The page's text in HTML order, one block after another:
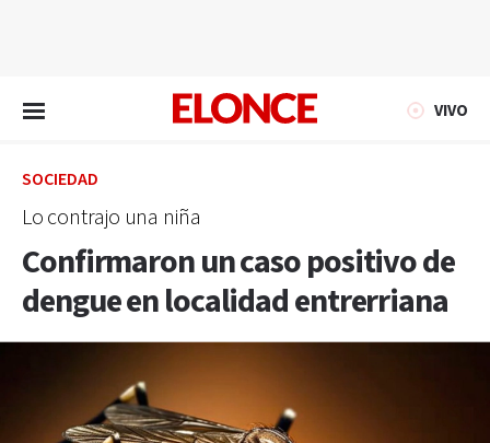
VIVO
SOCIEDAD
Lo contrajo una niña
Confirmaron un caso positivo de
dengue en localidad entrerriana